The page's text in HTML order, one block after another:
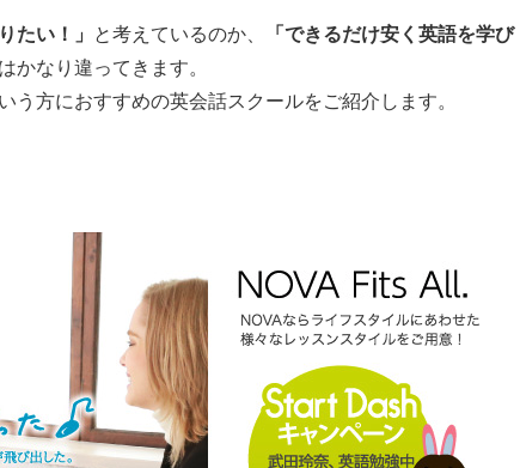
たい！」 と考えているのか、
「できるだけ安く英語を学び
かなり違ってきます。
う方におすすめの英会話スクールをご紹介します。